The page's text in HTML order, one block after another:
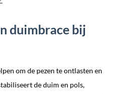
duimbrace bij
om de pezen te ontlasten en
de duim en pols,